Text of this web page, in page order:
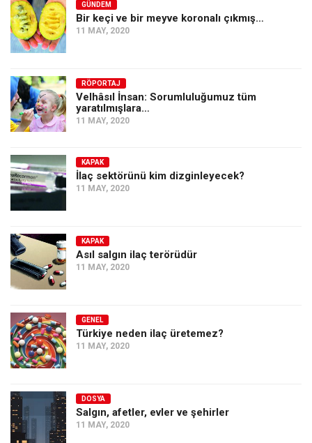
GÜNDEM
Bir keçi ve bir meyve koronalı çıkmış…
11 MAY, 2020
RÖPORTAJ
Velhâsıl İnsan: Sorumluluğumuz tüm
yaratılmışlara…
11 MAY, 2020
KAPAK
İlaç sektörünü kim dizginleyecek?
11 MAY, 2020
KAPAK
Asıl salgın ilaç terörüdür
11 MAY, 2020
GENEL
Türkiye neden ilaç üretemez?
11 MAY, 2020
DOSYA
Salgın, afetler, evler ve şehirler
11 MAY, 2020